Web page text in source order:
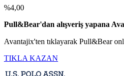
%4,00
Pull&Bear'dan alışveriş yapana
Avantajix'ten tıklayarak Pull&Bear
TIKLA KAZAN